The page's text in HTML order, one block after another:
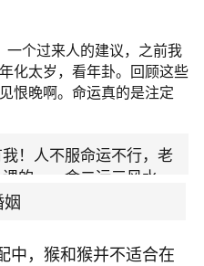
乐。你们俩很容易走
对，但真要谈感情，又
新鲜感。你们自信心都
，不喜欢受到束缚，异
都很有主见，喜欢与异
希望另一半能在自己
中，猴和猴并不适合在
个过来人的建议，之前我
化太岁，看年卦。回顾这些
恨晚啊。命运真的是注定
！人不服命运不行，老
的。一命二运三风水，
都是缘分啊！